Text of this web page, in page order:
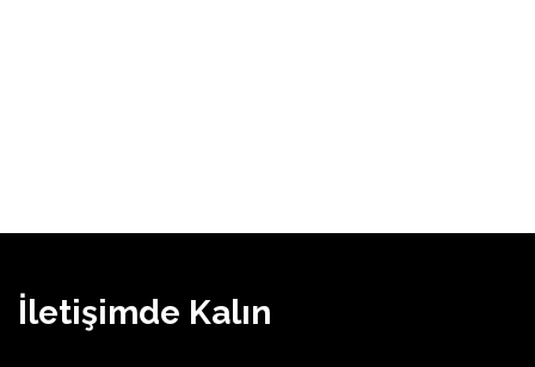
İletişimde Kalın